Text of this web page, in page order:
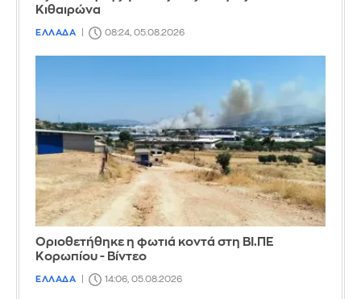
Κιθαιρώνα
ΕΛΛΑΔΑ 08:24, 05.08.2026
Οριοθετήθηκε η φωτιά κοντά στη ΒΙ.ΠΕ
Κορωπίου - Βίντεο
ΕΛΛΑΔΑ 14:06, 05.08.2026